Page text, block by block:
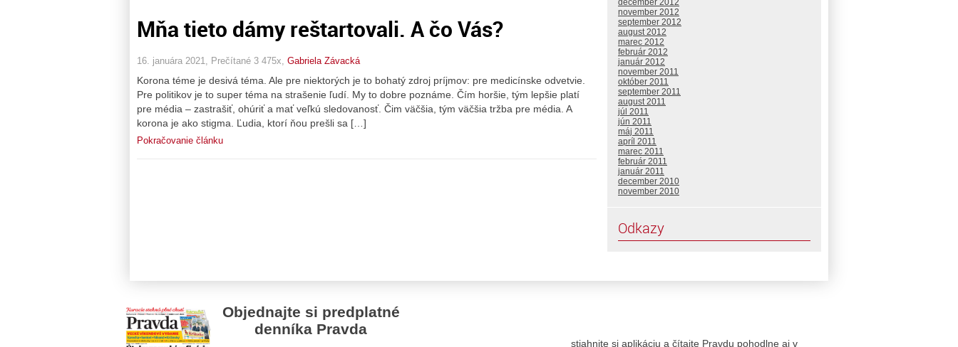
Mňa tieto dámy reštartovali. A čo Vás?
16. januára 2021, Prečítané 3 475x, Gabriela Závacká
Korona téme je desivá téma. Ale pre niektorých je to bohatý zdroj príjmov: pre medicínske odvetvie.
Pre politikov je to super téma na strašenie ľudí. My to dobre poznáme. Čím horšie, tým lepšie platí
pre média – zastrašiť, ohúriť a mať veľkú sledovanosť. Čim väčšia, tým väčšia tržba pre média. A
korona je ako stigma. Ľudia, ktorí ňou prešli sa […]
Pokračovanie článku
december 2012
november 2012
september 2012
august 2012
marec 2012
február 2012
január 2012
november 2011
október 2011
september 2011
august 2011
júl 2011
jún 2011
máj 2011
apríl 2011
marec 2011
február 2011
január 2011
december 2010
november 2010
Odkazy
Objednajte si predplatné
denníka Pravda
stiahnite si aplikáciu a čítajte Pravdu pohodlne aj v